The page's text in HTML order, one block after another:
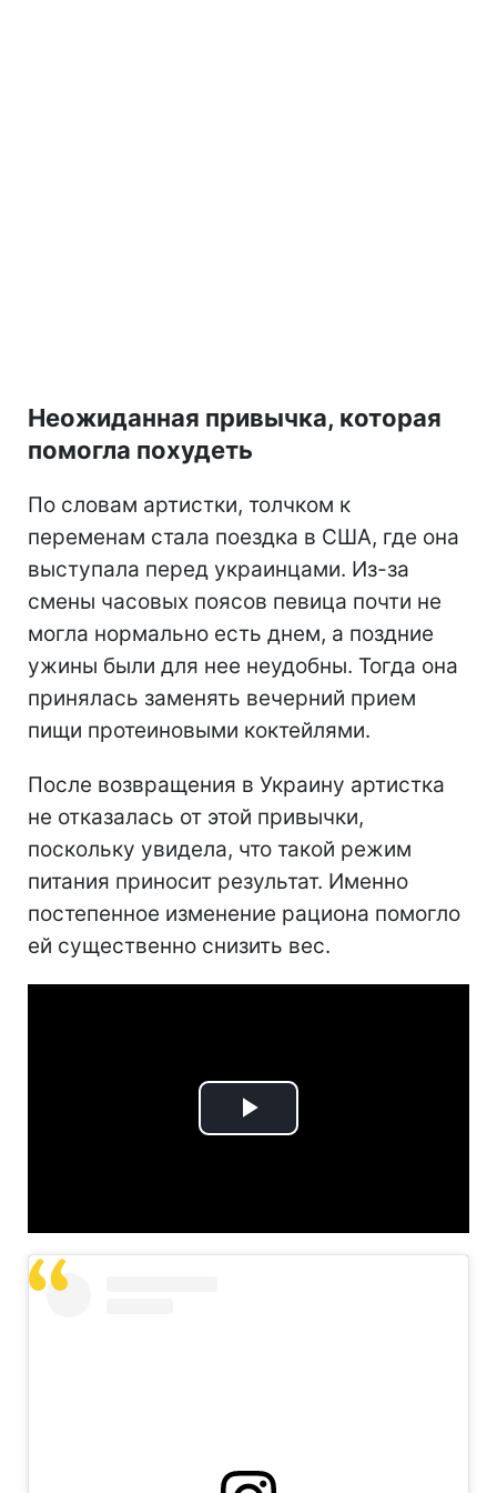
Неожиданная привычка, которая
помогла похудеть
По словам артистки, толчком к
переменам стала поездка в США, где она
выступала перед украинцами. Из-за
смены часовых поясов певица почти не
могла нормально есть днем, а поздние
ужины были для нее неудобны. Тогда она
принялась заменять вечерний прием
пищи протеиновыми коктейлями.
После возвращения в Украину артистка
не отказалась от этой привычки,
поскольку увидела, что такой режим
питания приносит результат. Именно
постепенное изменение рациона помогло
ей существенно снизить вес.
Play